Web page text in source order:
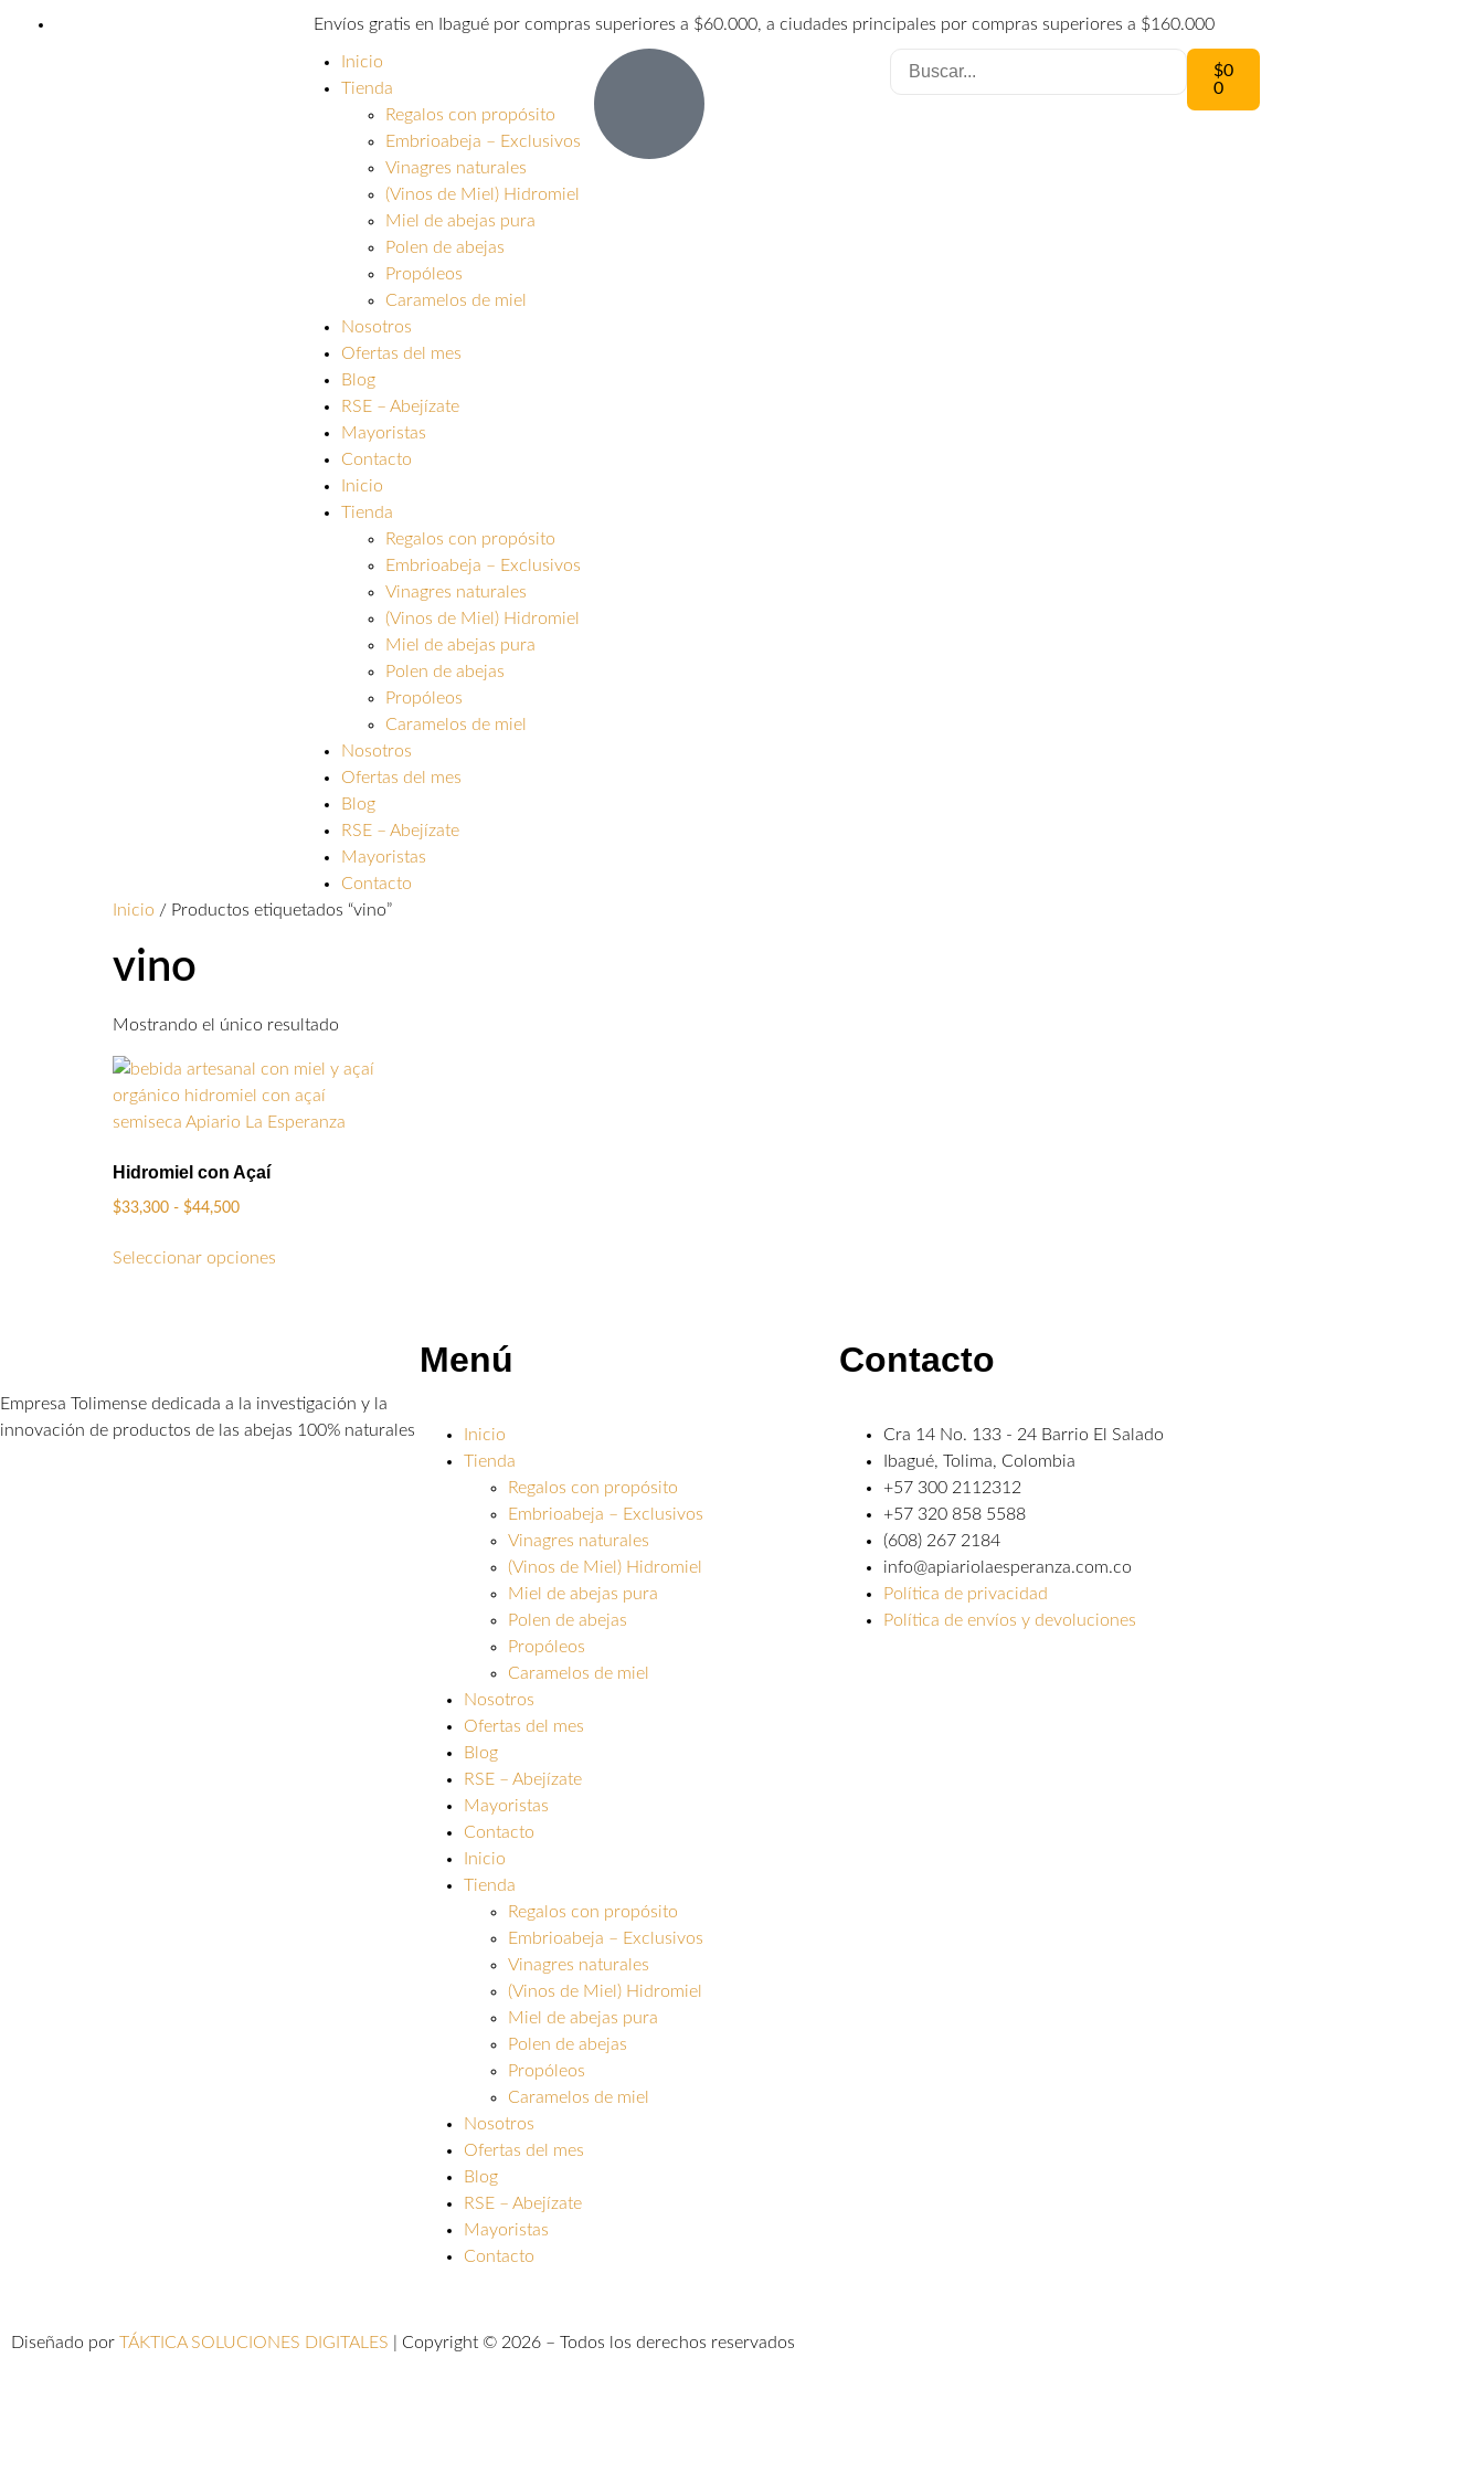
Envíos gratis en Ibagué por compras superiores a $60.000, a ciudades principales por compras superiores a $160.000
Inicio
Tienda
Regalos con propósito
Embrioabeja – Exclusivos
Vinagres naturales
(Vinos de Miel) Hidromiel
Miel de abejas pura
Polen de abejas
Propóleos
Caramelos de miel
Nosotros
Ofertas del mes
Blog
RSE – Abejízate
Mayoristas
Contacto
Inicio
Tienda
Regalos con propósito
Embrioabeja – Exclusivos
Vinagres naturales
(Vinos de Miel) Hidromiel
Miel de abejas pura
Polen de abejas
Propóleos
Caramelos de miel
Nosotros
Ofertas del mes
Blog
RSE – Abejízate
Mayoristas
Contacto
$0
0
Inicio / Productos etiquetados “vino”
vino
Mostrando el único resultado
Hidromiel con Açaí
$33,300 - $44,500
Seleccionar opciones
Empresa Tolimense dedicada a la investigación y la
innovación de productos de las abejas 100% naturales
Menú
Inicio
Tienda
Regalos con propósito
Embrioabeja – Exclusivos
Vinagres naturales
(Vinos de Miel) Hidromiel
Miel de abejas pura
Polen de abejas
Propóleos
Caramelos de miel
Nosotros
Ofertas del mes
Blog
RSE – Abejízate
Mayoristas
Contacto
Inicio
Tienda
Regalos con propósito
Embrioabeja – Exclusivos
Vinagres naturales
(Vinos de Miel) Hidromiel
Miel de abejas pura
Polen de abejas
Propóleos
Caramelos de miel
Nosotros
Ofertas del mes
Blog
RSE – Abejízate
Mayoristas
Contacto
Contacto
Cra 14 No. 133 - 24 Barrio El Salado
Ibagué, Tolima, Colombia
+57 300 2112312
+57 320 858 5588
(608) 267 2184
info@apiariolaesperanza.com.co
Política de privacidad
Política de envíos y devoluciones
Diseñado por TÁKTICA SOLUCIONES DIGITALES | Copyright © 2026 – Todos los derechos reservados